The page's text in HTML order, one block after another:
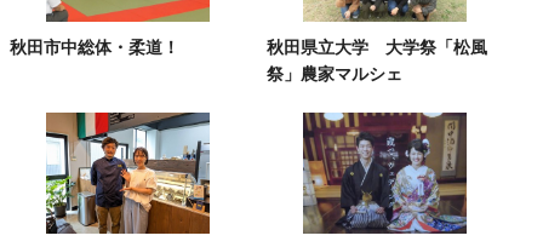
秋田市中総体・柔道！
秋田県立大学 大学祭「松風
祭」農家マルシェ